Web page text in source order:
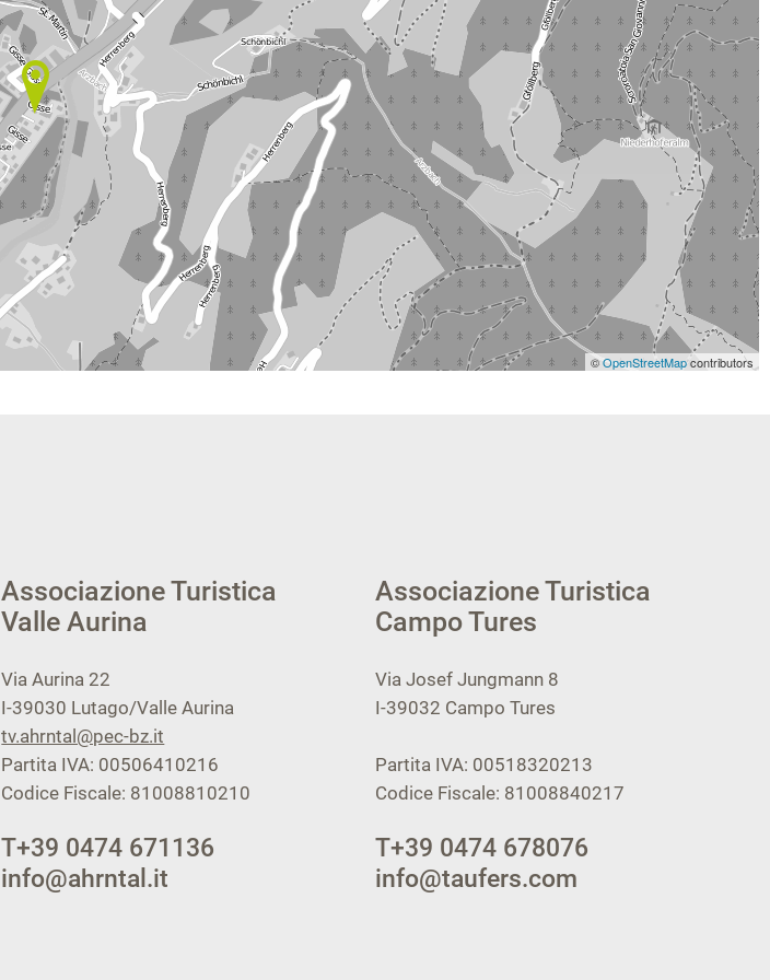
©OpenStreetMapcontributors
Associazione Turistica
Valle Aurina
Via Aurina 22
I-39030 Lutago/Valle Aurina
tv.ahrntal@pec-bz.it
Partita IVA: 00506410216
Codice Fiscale: 81008810210
T+39 0474 671136
info@ahrntal.it
Associazione Turistica
Campo Tures
Via Josef Jungmann 8
I-39032 Campo Tures
Partita IVA: 00518320213
Codice Fiscale: 81008840217
T+39 0474 678076
info@taufers.com